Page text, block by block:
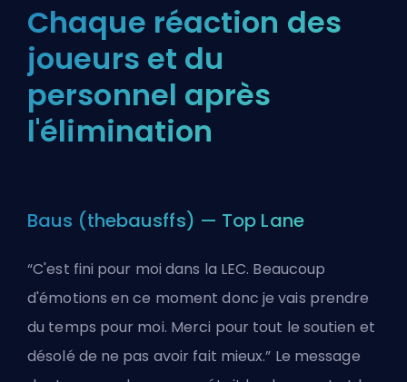
Chaque réaction des
joueurs et du
personnel après
l'élimination
Baus (thebausffs) — Top Lane
“C'est fini pour moi dans la LEC. Beaucoup
d'émotions en ce moment donc je vais prendre
du temps pour moi. Merci pour tout le soutien et
désolé de ne pas avoir fait mieux.” Le message